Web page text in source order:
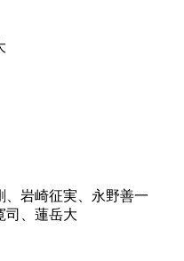
、岩崎征実、永野善一
司、蓮岳大